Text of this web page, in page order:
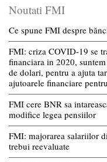
Noutati FMI
Ce spune FMI despre
FMI: criza COVID-19 se
financiara in 2020,
de dolari, pentru a ajuta
ajutoarele financiare
FMI cere BNR sa
modifice legea pensiilor
FMI: majorarea salariilor
trebui reevaluate